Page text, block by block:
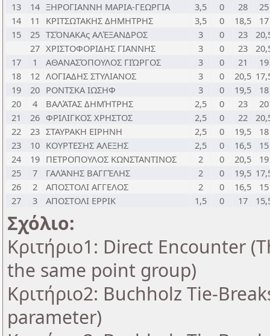
13
14 ΞΗΡΟΓΙΑΝΝΗ ΜΑΡΙΑ-ΓΕΩΡΓΙΑ 3,5 0 28
25
14
11 ΚΡΙΤΣΩΤΑΚΗΣ ΔΗΜΗΤΡΗΣ 3,5 0 18,5
17
15
25 ΤΣΌΝΑΚΑς ΑΛΈΞΑΝΔΡΟΣ 3 0 23
27 ΧΡΙΣΤΟΦΟΡΙΔΗΣ ΓΙΑΝΝΗΣ 3 0 23
17
1 ΑΘΑΝΑΣΌΠΟΥΛΟΣ ΓΙΏΡΓΟΣ 3 0 21
19
18
12 ΛΟΓΙΑΔΗΣ ΣΤΥΛΙΑΝΟΣ 3 0 20,5
19
20 ΡΟΝΤΣΚΑ ΙΩΣΗΦ 3 0 19,5
18
20
4 ΒΑΛΆΤΑΣ ΔΗΜΉΤΡΗΣ 2,5 0 23
20
21
26 ΦΡΙΛΙΓΚΟΣ ΧΡΗΣΤΟΣ 2,5 0 22
22
23 ΣΤΑΥΡΑΚΗ ΕΙΡΗΝΗ 2,5 0 19,5
18
23
10 ΚΟΥΡΤΕΣΗΣ ΑΛΕΞΗΣ 2,5 0 16,5
15
24
19 ΠΕΤΡΟΠΟΥΛΟΣ ΚΩΝΣΤΑΝΤΙΝΟΣ 2 0 20,5
19
25
7 ΓΑΛΆΝΗΣ ΒΑΓΓΈΛΗΣ 2 0 19,5
26
2 ΑΠΟΣΤΟΛΙ ΑΓΓΕΛΟΣ 2 0 16,5
15
27
3 ΑΠΟΣΤΟΛΙ ΕΡΡΙΚ 1,5 0 17
Σχόλιο:
Κριτήριο1: Direct Encounter
the same point group)
Κριτήριο2: Buchholz Tie-
parameter)